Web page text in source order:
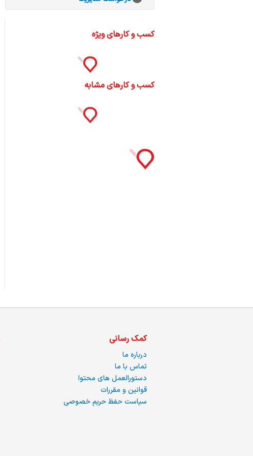
کسب و کارهای ویژه
کسب و کارهای مشابه
کمک رسانی
درباره ما
تماس با ما
دستورالعمل های محتوا
قوانین و مقررات
سیاست حفظ حریم خصوصی